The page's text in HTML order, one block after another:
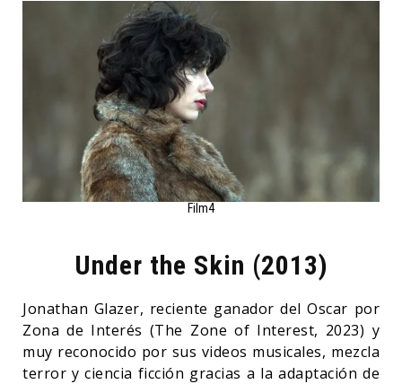
Film4
Under the Skin (2013)
Jonathan Glazer, reciente ganador del Oscar por
Zona de Interés (The Zone of Interest, 2023) y
muy reconocido por sus videos musicales, mezcla
terror y ciencia ficción gracias a la adaptación de